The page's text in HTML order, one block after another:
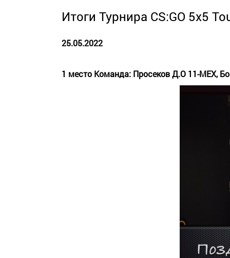
Итоги Турнира CS:GO 5x5
25.05.2022
1 место Команда: Просеков Д.О 11-МЕХ,